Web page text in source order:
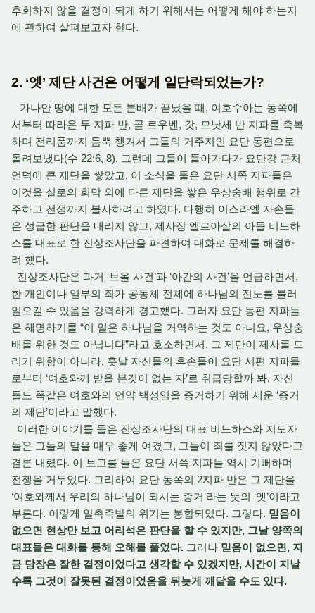
후회하지 않을 결정이 되게 하기 위해서는 어떻게 해야 하는지
에 관하여 살펴보고자 한다.
2. ‘엣’ 제단 사건은 어떻게 일단락되었는가?
가나안 땅에 대한 모든 분배가 끝났을 때, 여호수아는 동쪽에
서부터 따라온 두 지파 반, 곧 르우벤, 갓, 므낫세 반 지파를 축복
하며 전리품까지 듬뿍 챙겨서 그들의 거주지인 요단 동편으로
돌려보냈다(수 22:6, 8). 그런데 그들이 돌아가다가 요단강 근처
언덕에 큰 제단을 쌓았고, 이 소식을 들은 요단 서쪽 지파들은
이것을 실로의 회막 외에 다른 제단을 쌓은 우상숭배 행위로 간
주하고 전쟁까지 불사하려고 하였다. 다행히 이스라엘 자손들
은 성급한 판단을 내리지 않고, 제사장 엘르아살의 아들 비느하
스를 대표로 한 진상조사단을 파견하여 대화로 문제를 해결하
려 했다.
진상조사단은 과거 ‘브올 사건’과 ‘아간의 사건’을 언급하면서,
한 개인이나 일부의 죄가 공동체 전체에 하나님의 진노를 불러
일으킬 수 있음을 강력하게 경고했다. 그러자 요단 동편 지파들
은 해명하기를 “이 일은 하나님을 거역하는 것도 아니요, 우상숭
배를 위한 것도 아닙니다”라고 호소하면서, 그 제단이 제사를 드
리기 위함이 아니라, 훗날 자신들의 후손들이 요단 서편 지파들
로부터 ‘여호와께 받을 분깃이 없는 자’로 취급당할까 봐, 자신
들도 똑같은 여호와의 언약 백성임을 증거하기 위해 세운 ‘증거
의 제단’이라고 말했다.
이러한 이야기를 들은 진상조사단의 대표 비느하스와 지도자
들은 그들의 말을 매우 좋게 여겼고, 그들이 죄를 짓지 않았다고
결론 내렸다. 이 보고를 들은 요단 서쪽 지파들 역시 기뻐하며
전쟁을 거두었다. 그리하여 요단 동쪽의 2지파 반은 그 제단을
‘여호와께서 우리의 하나님이 되시는 증거’라는 뜻의 ‘엣’이라고
부른다. 이렇게 일촉즉발의 위기는 봉합되었다. 그렇다. 믿음이
없으면 현상만 보고 어리석은 판단을 할 수 있지만, 그날 양쪽의
대표들은 대화를 통해 오해를 풀었다. 그러나 믿음이 없으면, 지
금 당장은 잘한 결정이었다고 생각할 수 있겠지만, 시간이 지날
수록 그것이 잘못된 결정이었음을 뒤늦게 깨달을 수도 있다.